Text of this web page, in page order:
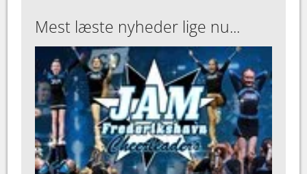
Mest læste nyheder lige nu...